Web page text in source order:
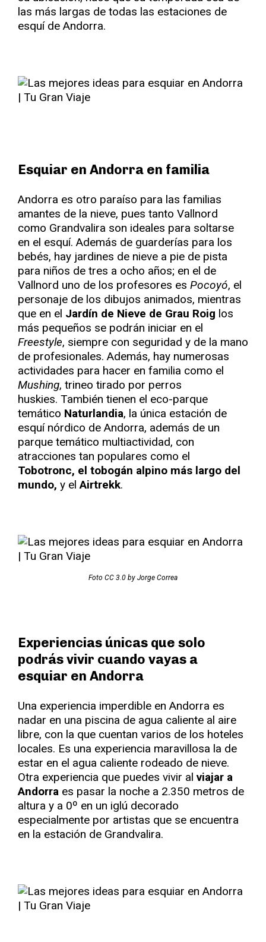
las más largas de todas las estaciones de
esquí de Andorra.
Esquiar en Andorra en familia
Andorra es otro paraíso para las familias
amantes de la nieve, pues tanto Vallnord
como Grandvalira son ideales para soltarse
en el esquí. Además de guarderías para los
bebés, hay jardines de nieve a pie de pista
para niños de tres a ocho años; en el de
Vallnord uno de los profesores es Pocoyó, el
personaje de los dibujos animados, mientras
que en el Jardín de Nieve de Grau Roig los
más pequeños se podrán iniciar en el
Freestyle, siempre con seguridad y de la mano
de profesionales. Además, hay numerosas
actividades para hacer en familia como el
Mushing, trineo tirado por perros
huskies. También tienen el eco-parque
temático Naturlandia, la única estación de
esquí nórdico de Andorra, además de un
parque temático multiactividad, con
atracciones tan populares como el
Tobotronc, el tobogán alpino más largo del
mundo, y elAirtrekk.
Foto CC 3.0 by Jorge Correa
Experiencias únicas que solo
podrás vivir cuando vayas a
esquiar en Andorra
Una experiencia imperdible en Andorra es
nadar en una piscina de agua caliente al aire
libre, con la que cuentan varios de los hoteles
locales. Es una experiencia maravillosa la de
estar en el agua caliente rodeado de nieve.
Otra experiencia que puedes vivir al viajar a
Andorra es pasar la noche a 2.350 metros de
altura y a 0º en un iglú decorado
especialmente por artistas que se encuentra
en la estación de Grandvalira.